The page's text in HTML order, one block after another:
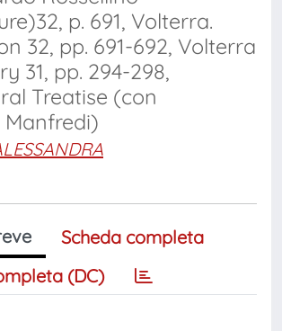
p. 691, Volterra.
32, pp. 691-692, Volterra
31, pp. 294-298,
Treatise (con
Manfredi)
Scheda completa
(DC)